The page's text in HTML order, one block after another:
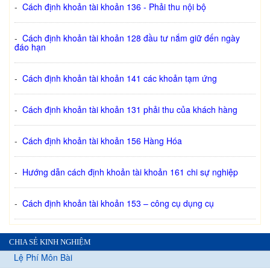
- Cách định khoản tài khoản 136 - Phải thu nội bộ
- Cách định khoản tài khoản 128 đầu tư nắm giữ đến ngày
đáo hạn
- Cách định khoản tài khoản 141 các khoản tạm ứng
- Cách định khoản tài khoản 131 phải thu của khách hàng
- Cách định khoản tài khoản 156 Hàng Hóa
- Hướng dẫn cách định khoản tài khoản 161 chi sự nghiệp
- Cách định khoản tài khoản 153 – công cụ dụng cụ
CHIA SẺ KINH NGHIỆM
Lệ Phí Môn Bài